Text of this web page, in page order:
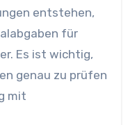
entstehen,
für
Es ist wichtig,
genau zu prüfen
mit